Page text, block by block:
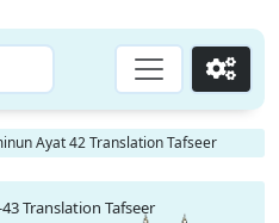
Go
Ayat 42 Translation Tafseer
Translation Tafseer